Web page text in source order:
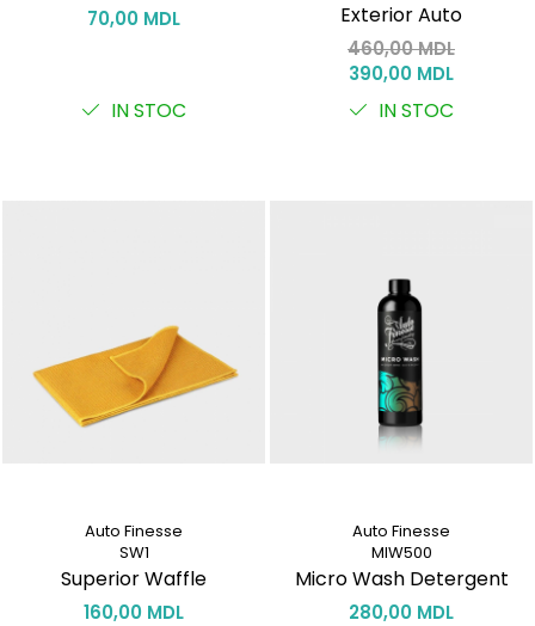
70,00 MDL
IN STOC
Exterior Auto
460,00 MDL
390,00 MDL
IN STOC
Auto Finesse
SW1
Superior Waffle
160,00 MDL
Auto Finesse
MIW500
Micro Wash Detergent
280,00 MDL